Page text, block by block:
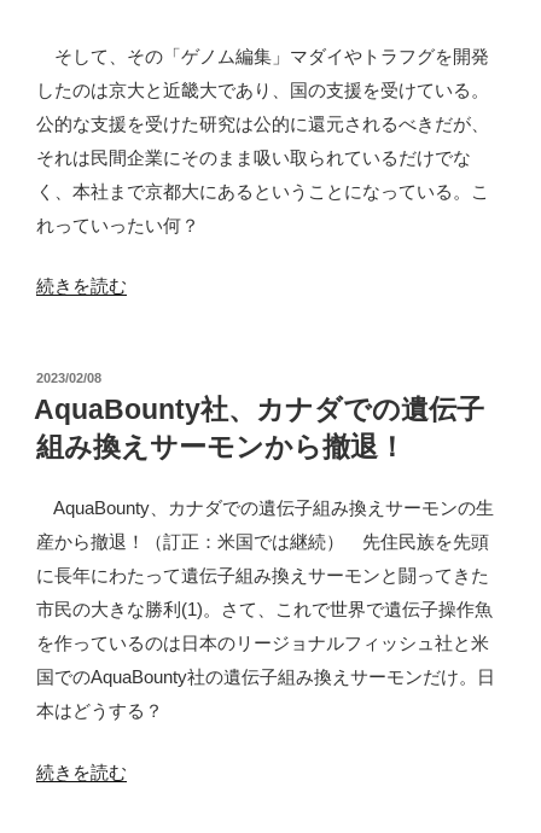
に！”
の
そして、その「ゲノム編集」マダイやトラフグを開発
したのは京大と近畿大であり、国の支援を受けている。
公的な支援を受けた研究は公的に還元されるべきだが、
それは民間企業にそのまま吸い取られているだけでな
く、本社まで京都大にあるということになっている。こ
れっていったい何？
“な
利
企
業
社
が
京
大
の
中
続きを読む
投
稿
日:
2023/02/08
AquaBounty社、カナダでの遺伝子
組み換えサーモンから撤退！
AquaBounty、カナダでの遺伝子組み換えサーモンの生
産から撤退！（訂正：米国では継続） 先住民族を先頭
に長年にわたって遺伝子組み換えサーモンと闘ってきた
市民の大きな勝利(1)。さて、これで世界で遺伝子操作魚
を作っているのは日本のリージョナルフィッシュ社と米
国でのAquaBounty社の遺伝子組み換えサーモンだけ。日
本はどうする？
“AquaBounty
続きを読む